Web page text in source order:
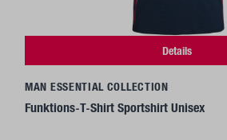
Details
MAN ESSENTIAL COLLECTION
Funktions-T-Shirt Sportshirt Unisex